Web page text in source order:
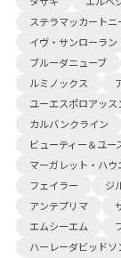
ステラマッカートニ
イヴ・サンローラン
ブルーダニューブ
ルミノックス
ユーエスポロアッス
カルバンクライン
ビューティー＆ユー
マーガレット・ハウ
フェイラー
ジ
アンテプリマ
エムシーエム
ハーレーダビッドソ